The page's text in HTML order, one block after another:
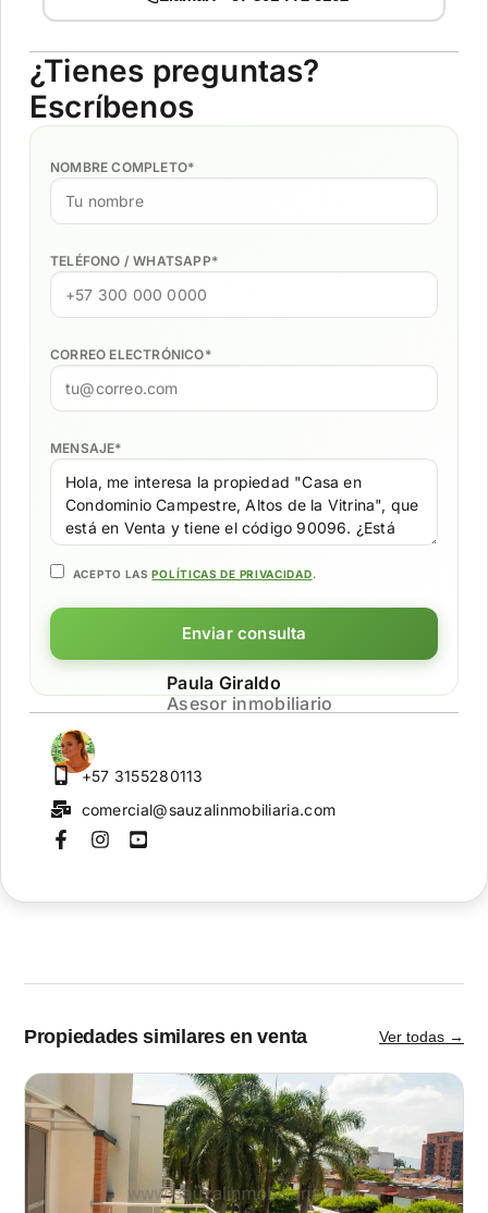
¿Tienes preguntas?
Escríbenos
NOMBRE COMPLETO*
TELÉFONO / WHATSAPP*
CORREO ELECTRÓNICO*
MENSAJE*
ACEPTO LASPOLÍTICAS DE PRIVACIDAD.
Enviar consulta
Paula Giraldo
Asesor inmobiliario
+57 3155280113
comercial@sauzalinmobiliaria.com
Propiedades similares en venta Ver todas →